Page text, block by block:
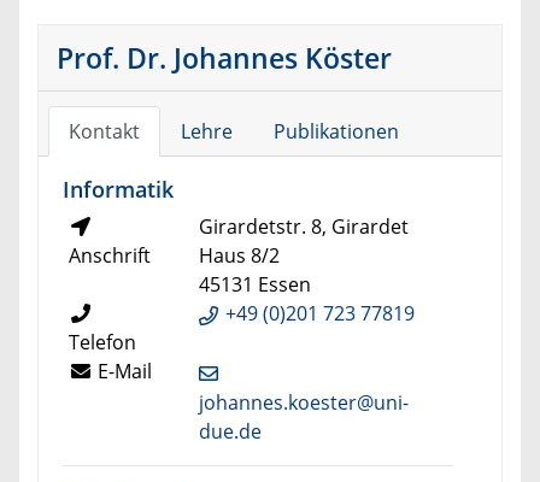
Prof. Dr. Johannes Köster
Kontakt Lehre Publikationen
Informatik
Anschrift
Girardetstr. 8, Girardet
Haus 8/2
45131 Essen
Telefon
+49 (0)201 723 77819
E-Mail
johannes.koester@uni-
due.de